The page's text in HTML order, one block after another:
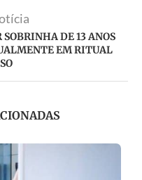
SOBRINHA DE 13 ANOS
EM RITUAL